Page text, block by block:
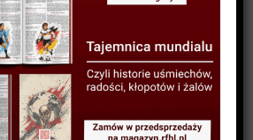
– Pierwszy
„zdrajców”